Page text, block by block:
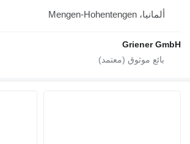
ألمانيا، Mengen-Hohentengen
Griener GmbH